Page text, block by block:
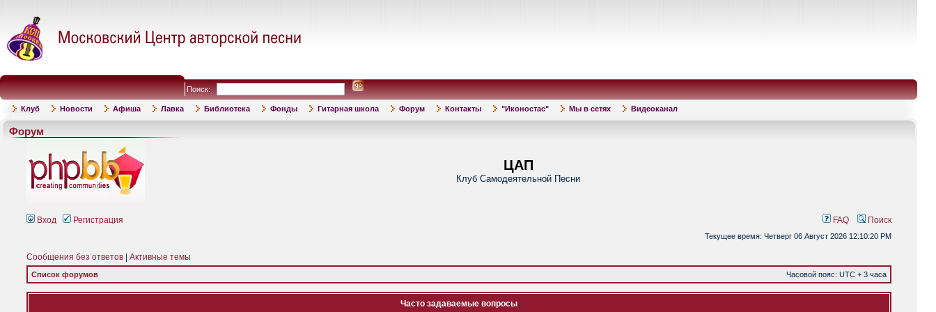
Поиск:
Клуб Новости Афиша Лавка Библиотека Фонды Гитарная школа Форум Контакты "Иконостас" Мы в сетях Видеоканал
Форум
ЦАП
Клуб Самодеятельной Песни
Вход Регистрация FAQ Поиск
Текущее время: Четверг 06 Август 2026 12:10:20 PM
Сообщения без ответов Активные темы
Список форумов Часовой пояс: UTC + 3 часа
Часто задаваемые вопросы